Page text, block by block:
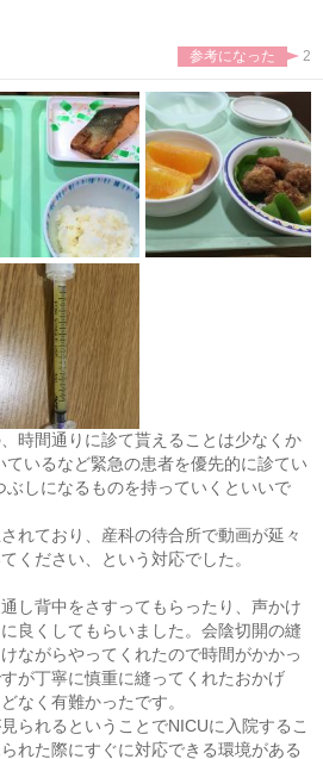
参考になった 2
時間通りに診て貰えることは少なくか
いるなど緊急の患者を優先的に診てい
ぶしになるものを持っていくといいで
れており、産科の待合所で動画が延々
ください、という対応でした。
し背中をさすってもらったり、声かけ
良くしてもらいました。会陰切開の縫
ながらやってくれたので時間がかかっ
が丁寧に慎重に縫ってくれたおかげ
なく有難かったです。
られるということでNICUに入院するこ
れた際にすぐに対応できる環境がある